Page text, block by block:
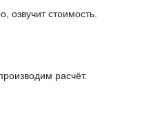
озвучит стоимость.
расчёт.